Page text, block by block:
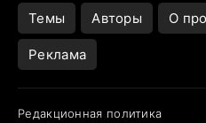
Темы Авторы О
Реклама
Редакционная политика